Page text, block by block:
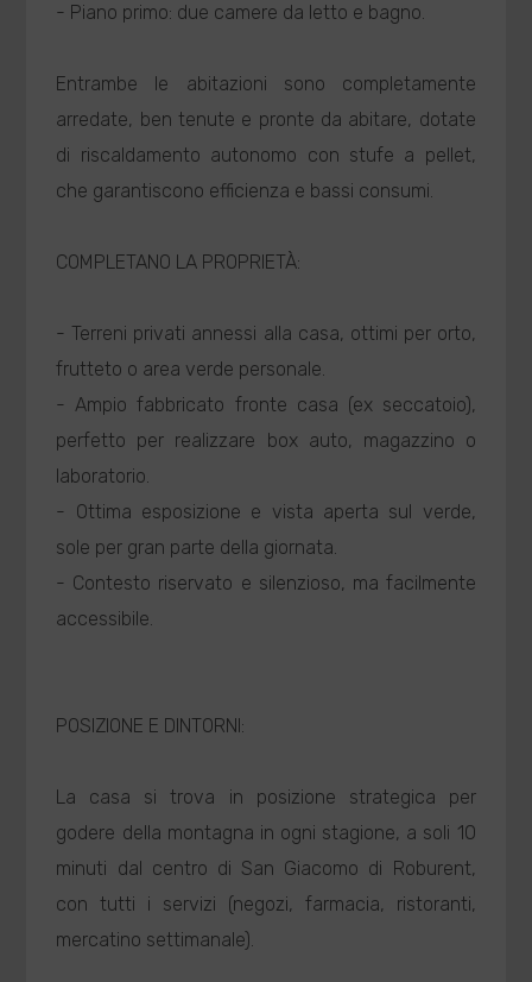
- Piano primo: due camere da letto e bagno.
Entrambe le abitazioni sono completamente
arredate, ben tenute e pronte da abitare, dotate
di riscaldamento autonomo con stufe a pellet,
che garantiscono efficienza e bassi consumi.
COMPLETANO LA PROPRIETÀ:
- Terreni privati annessi alla casa, ottimi per orto,
frutteto o area verde personale.
- Ampio fabbricato fronte casa (ex seccatoio),
perfetto per realizzare box auto, magazzino o
laboratorio.
- Ottima esposizione e vista aperta sul verde,
sole per gran parte della giornata.
- Contesto riservato e silenzioso, ma facilmente
accessibile.
POSIZIONE E DINTORNI:
La casa si trova in posizione strategica per
godere della montagna in ogni stagione, a soli 10
minuti dal centro di San Giacomo di Roburent,
con tutti i servizi (negozi, farmacia, ristoranti,
mercatino settimanale).